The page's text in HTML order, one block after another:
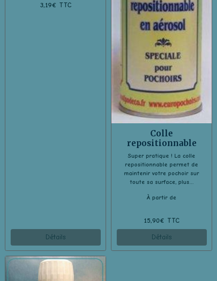
3,19€ TTC
Détails
Colle
repositionnable
Super pratique ! La colle
repositionnable permet de
maintenir votre pochoir sur
toute sa surface, plus...
À partir de
15,90€ TTC
Détails